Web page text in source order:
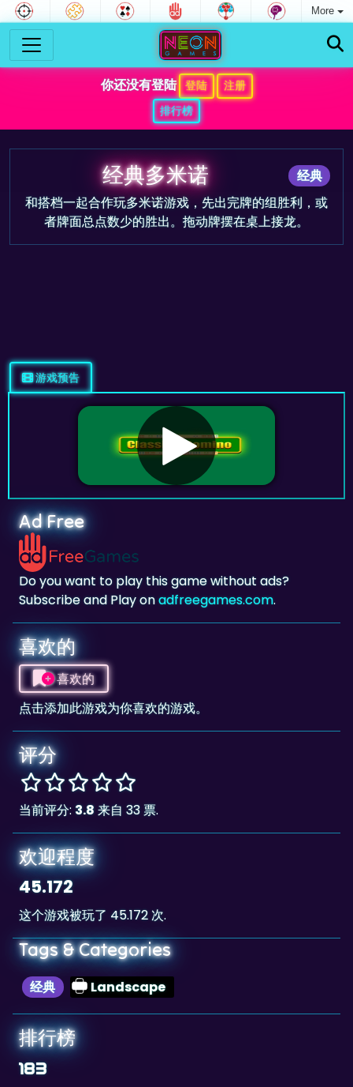
More
你还没有登陆 登陆
注册
排行榜
经典
经典多米诺
和搭档一起合作玩多米诺游戏，先出完牌的组胜利，或
者牌面总点数少的胜出。拖动牌摆在桌上接龙。
Ad Free
Do you want to play this game without ads?
Subscribe and Play on
喜欢的
喜欢的
点击添加此游戏为你喜欢的游戏。
评分
当前评分: 3.8 来自 33 票.
欢迎程度
45.172
这个游戏被玩了 45.172 次.
Tags & Categories
经典 Landscape
排行榜
183
The highscore for this game is
Migman